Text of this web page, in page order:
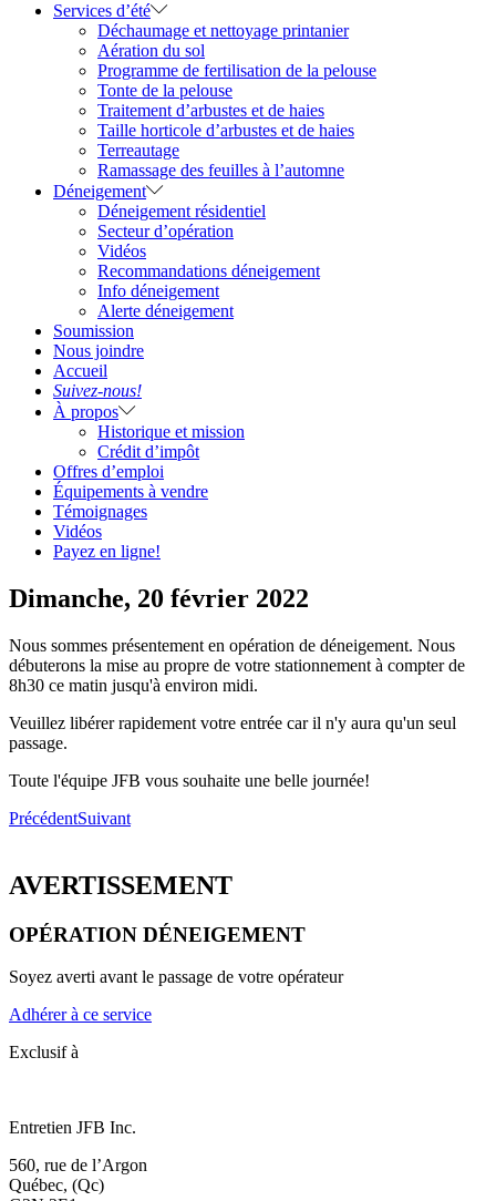
Services d’été
Déchaumage et nettoyage printanier
Aération du sol
Programme de fertilisation de la pelouse
Tonte de la pelouse
Traitement d’arbustes et de haies
Taille horticole d’arbustes et de haies
Terreautage
Ramassage des feuilles à l’automne
Déneigement
Déneigement résidentiel
Secteur d’opération
Vidéos
Recommandations déneigement
Info déneigement
Alerte déneigement
Soumission
Nous joindre
Accueil
Suivez-nous!
À propos
Historique et mission
Crédit d’impôt
Offres d’emploi
Équipements à vendre
Témoignages
Vidéos
Payez en ligne!
Dimanche, 20 février 2022
Nous sommes présentement en opération de déneigement. Nous
débuterons la mise au propre de votre stationnement à compter de
8h30 ce matin jusqu'à environ midi.
Veuillez libérer rapidement votre entrée car il n'y aura qu'un seul
passage.
Toute l'équipe JFB vous souhaite une belle journée!
PrécédentSuivant
AVERTISSEMENT
OPÉRATION DÉNEIGEMENT
Soyez averti avant le passage de votre opérateur
Adhérer à ce service
Exclusif à
Entretien JFB Inc.
560, rue de l’Argon
Québec, (Qc)